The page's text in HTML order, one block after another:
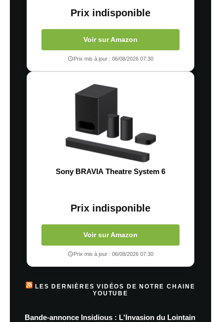
Prix indisponible
Voir sur Amazon
Prix mis à jour : 06/08/2026 07:30
Sony BRAVIA Theatre System 6
Prix indisponible
Voir sur Amazon
Prix mis à jour : 06/08/2026 07:30
LES DERNIÈRES VIDÉOS DE NOTRE CHAINE
YOUTUBE
Bande-annonce Insidious : L'Invasion du Lointain